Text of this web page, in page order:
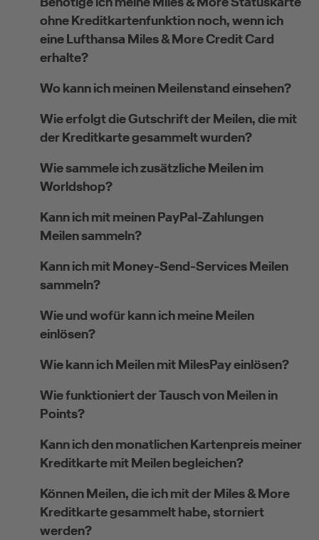
ohne Kreditkartenfunktion noch, wenn ich
eine Lufthansa Miles & More Credit Card
erhalte?
Wo kann ich meinen Meilenstand einsehen?
Wie erfolgt die Gutschrift der Meilen, die mit
der Kreditkarte gesammelt wurden?
Wie sammele ich zusätzliche Meilen im
Worldshop?
Kann ich mit meinen PayPal-Zahlungen
Meilen sammeln?
Kann ich mit Money-Send-Services Meilen
sammeln?
Wie und wofür kann ich meine Meilen
einlösen?
Wie kann ich Meilen mit MilesPay einlösen?
Wie funktioniert der Tausch von Meilen in
Points?
Kann ich den monatlichen Kartenpreis meiner
Kreditkarte mit Meilen begleichen?
Können Meilen, die ich mit der Miles & More
Kreditkarte gesammelt habe, storniert
werden?